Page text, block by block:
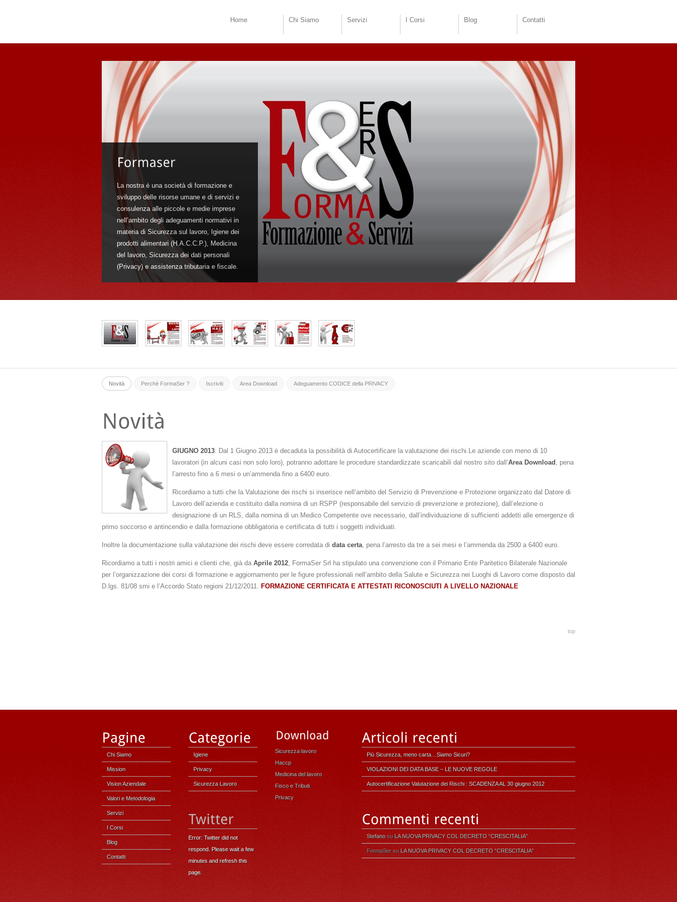
Home Chi Siamo Servizi I Corsi Blog Contatti
La nostra è una società di formazione e
sviluppo delle risorse umane e di servizi e
consulenza alle piccole e medie imprese
nell’ambito degli adeguamenti normativi in
materia di Sicurezza sul lavoro, Igiene dei
prodotti alimentari (H.A.C.C.P.), Medicina
del lavoro, Sicurezza dei dati personali
(Privacy) e assistenza tributaria e fiscale.
Novità Perchè FormaSer ? Iscriviti Area Download Adeguamento CODICE della PRIVACY
GIUGNO 2013: Dal 1 Giugno 2013 è decaduta la possibilità di Autocertificare la valutazione dei rischi.Le aziende con meno di 10
lavoratori (in alcuni casi non solo loro), potranno adottare le procedure standardizzate scaricabili dal nostro sito dall’Area Download , pena
l’arresto fino a 6 mesi o un’ammenda fino a 6400 euro.
Ricordiamo a tutti che la Valutazione dei rischi si inserisce nell’ambito del Servizio di Prevenzione e Protezione organizzato dal Datore di
Lavoro dell’azienda e costituito dalla nomina di un RSPP (responsabile del servizio di prevenzione e protezione), dall’elezione o
designazione di un RLS, dalla nomina di un Medico Competente ove necessario, dall’individuazione di sufficienti addetti alle emergenze di
primo soccorso e antincendio e dalla formazione obbligatoria e certificata di tutti i soggetti individuati.
Inoltre la documentazione sulla valutazione dei rischi deve essere corredata di data certa , pena l’arresto da tre a sei mesi e l’ammenda da 2500 a 6400 euro.
Ricordiamo a tutti i nostri amici e clienti che, già da Aprile 2012 , FormaSer Srl ha stipulato una convenzione con il Primario Ente Paritetico Bilaterale Nazionale
per l’organizzazione dei corsi di formazione e aggiornamento per le figure professionali nell’ambito della Salute e Sicurezza nei Luoghi di Lavoro come disposto dal
D.lgs. 81/08 smi e l’Accordo Stato regioni 21/12/2011. FORMAZIONE CERTIFICATA E ATTESTATI RICONOSCIUTI A LIVELLO NAZIONALE
top
Chi Siamo
Mission
Vision Aziendale
Valori e Metodologia
Servizi
I Corsi
Blog
Contatti
Igiene
Privacy
Sicurezza Lavoro
Error: Twitter did not
respond. Please wait a few
minutes and refresh this
page.
Sicurezza lavoro
Haccp
Medicina del lavoro
Fisco e Tributi
Privacy
Più Sicurezza, meno carta…Siamo Sicuri?
VIOLAZIONI DEI DATA BASE – LE NUOVE REGOLE
Autocertificazione Valutazione dei Rischi : SCADENZA AL 30 giugno 2012
StefanosuLA NUOVA PRIVACY COL DECRETO “CRESCITALIA”
FormaSer su LA NUOVA PRIVACY COL DECRETO “CRESCITALIA”